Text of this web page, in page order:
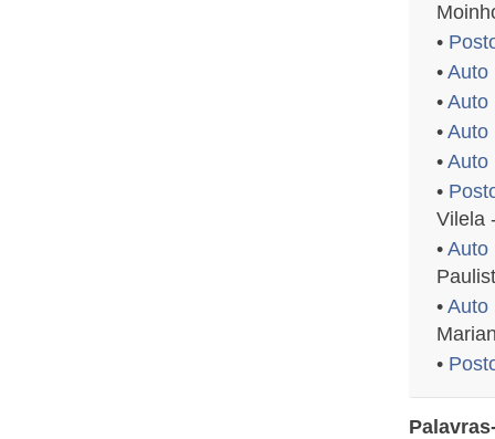
•
• Auto
• Auto
• Auto
• Auto
•
Vilela
• Auto
• Auto
•